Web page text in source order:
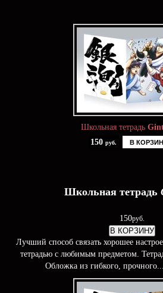
Школьная тетрадь
150 руб. В
Школьная тетрадь
150руб.
В КОРЗИНУ
Лучший способ связать хорошее
тетрадью c любимым предметом.
Обложка из гибкого, прочного...